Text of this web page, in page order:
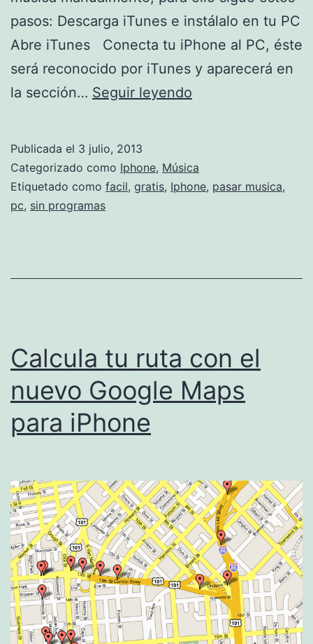
pasos: Descarga iTunes e instálalo en tu PC
Abre iTunes Conecta tu iPhone al PC, éste
será reconocido por iTunes y aparecerá en
la sección… Seguir leyendo
iPhone
del
Publicada el 3 julio, 2013
Categorizado como Iphone, Música
Etiquetado como facil, gratis, Iphone, pasar musica,
pc, sin programas
Calcula tu ruta con el
nuevo Google Maps
para iPhone